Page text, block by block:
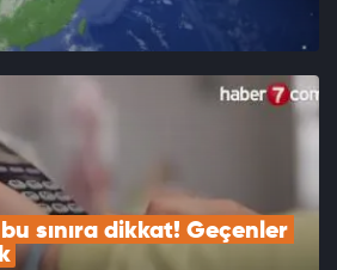
sınıra dikkat! Geçenler